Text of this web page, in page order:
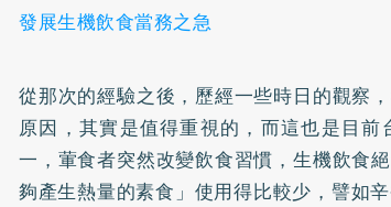
發展生機飲食當務之急
從那次的經驗之後，歷經一些時日的觀察
原因，其實是值得重視的，而這也是目
一，葷食者突然改變飲食習慣，生機飲食
夠產生熱量的素食」使用得比較少，譬如